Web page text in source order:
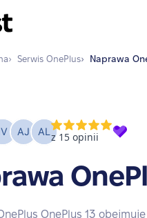
› Serwis OnePlus› Naprawa
OnePlus 13